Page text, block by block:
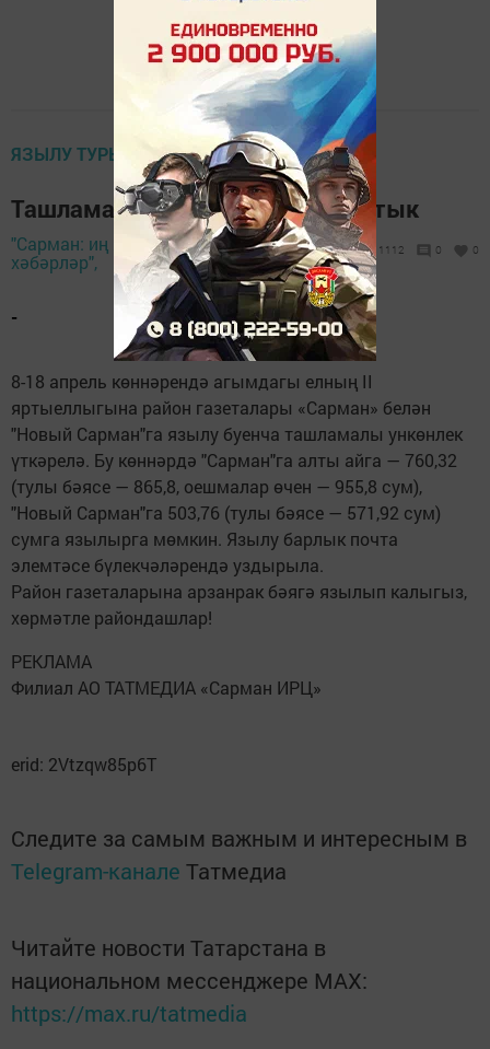
ЯЗЫЛУ ТУРЫНДА
Ташламалы ункөнлеккә аяк бастык
"Сарман: иң яңа
хәбәрләр",
8 апрель 2024 -
13:58
1112 0 0
-
8-18 апрель көннәрендә агымдагы елның II
яртыеллыгына район газеталары «Сарман» белән
"Новый Сарман"га язылу буенча ташламалы ункөнлек
үткәрелә. Бу көннәрдә "Сарман"га алты айга — 760,32
(тулы бәясе — 865,8, оешмалар өчен — 955,8 сум),
"Новый Сарман"га 503,76 (тулы бәясе — 571,92 сум)
сумга язылырга мөмкин. Язылу барлык почта
элемтәсе бүлекчәләрендә уздырыла.
Район газеталарына арзанрак бәягә язылып калыгыз,
хөрмәтле райондашлар!
РЕКЛАМА
Филиал АО ТАТМЕДИА «Сарман ИРЦ»
erid: 2Vtzqw85p6T
Следите за самым важным и интересным в
Telegram-канале Татмедиа
Читайте новости Татарстана в
национальном мессенджере MАХ:
https://max.ru/tatmedia